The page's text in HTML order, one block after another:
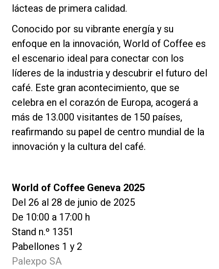
lácteas de primera calidad.
Conocido por su vibrante energía y su
enfoque en la innovación, World of Coffee es
el escenario ideal para conectar con los
líderes de la industria y descubrir el futuro del
café. Este gran acontecimiento, que se
celebra en el corazón de Europa, acogerá a
más de 13.000 visitantes de 150 países,
reafirmando su papel de centro mundial de la
innovación y la cultura del café.
World of Coffee Geneva 2025
Del 26 al 28 de junio de 2025
De 10:00 a 17:00 h
Stand n.º 1351
Pabellones 1 y 2
Palexpo SA